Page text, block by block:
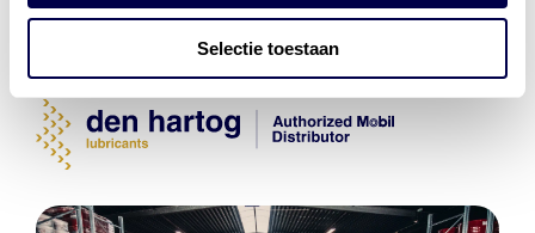
Selectie toestaan
Referenties HEMA,Mourik,De Heer